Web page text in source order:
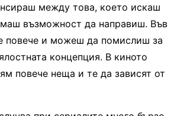
между това, което искаш
възможност да направиш. Във
повече и можеш да помислиш за
концепция. В киното
повече неща и те да зависят от